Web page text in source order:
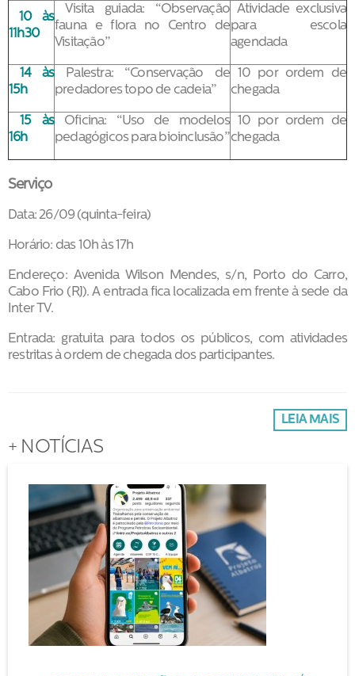
10 às
11h30
Visita guiada: “Observação
fauna e flora no Centro de
Visitação”
Atividade exclusiva
para escola
agendada
14 às
15h
Palestra: “Conservação de
predadores topo de cadeia”
10 por ordem de
chegada
15 às
16h
Oficina: “Uso de modelos
pedagógicos para bioinclusão”
10 por ordem de
chegada
Serviço
Data: 26/09 (quinta-feira)
Horário: das 10h às 17h
Endereço: Avenida Wilson Mendes, s/n, Porto do Carro,
Cabo Frio (RJ). A entrada fica localizada em frente à sede da
Inter TV.
Entrada: gratuita para todos os públicos, com atividades
restritas à ordem de chegada dos participantes.
LEIA MAIS
+ NOTÍCIAS